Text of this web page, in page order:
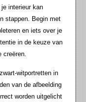
interieur kan
stappen. Begin met
en iets over je
in de keuze van
creëren.
witportretten in
van de afbeelding
worden uitgelicht